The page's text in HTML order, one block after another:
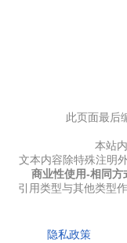
此页面最后
本站
文本内容除特殊注明
商业性使用-相同方
引用类型与其他类型
隐私政策